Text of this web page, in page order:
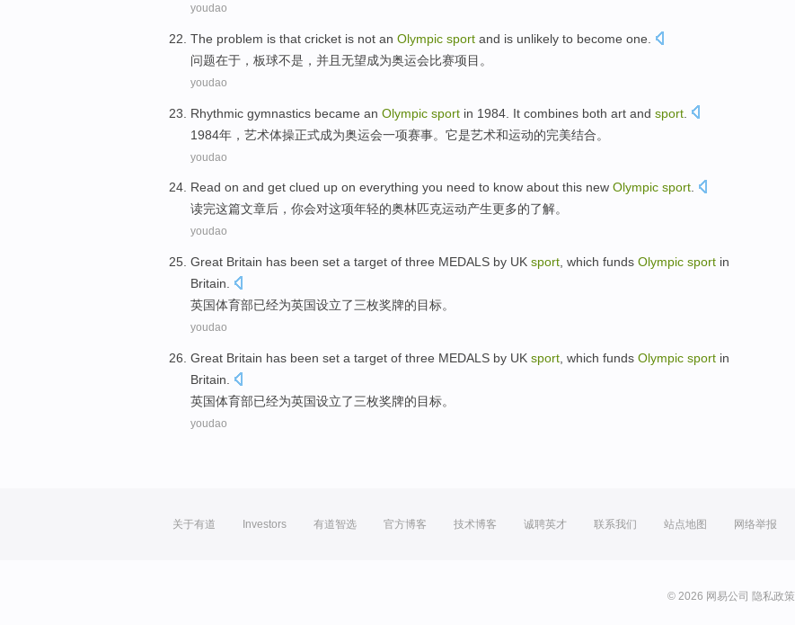
youdao
The problem is that cricket is not an Olympic sport and is unlikely to become one
问题在于， 板球不是 ， 并且 无望成为奥运会比赛项目 。
youdao
Rhythmic gymnastics became an Olympic sport in 1984. It combines both art and sport
1984年， 艺术体操正式成为奥运会一项赛事。 它是艺术和运动的完美结合。
youdao
Read on and get clued up on everything you need to know about this new Olympic sport.
读完这篇文章后， 你会对这项年轻的奥林匹克运动产生更多的了解。
youdao
Great Britain has been set a target of three MEDALS by UK sport , which funds Olympic sport in
Britain.
英国体育部已经为英国设立了三枚奖牌的目标。
youdao
Great Britain has been set a target of three MEDALS by UK sport , which funds Olympic sport in
Britain.
英国体育部已经为英国设立了三枚奖牌的目标。
youdao
关于有道 Investors 有道智选 官方博客 技术博客 诚聘英才 联系我们 站点地图 网络举报
© 2026 网易公司 隐私政策